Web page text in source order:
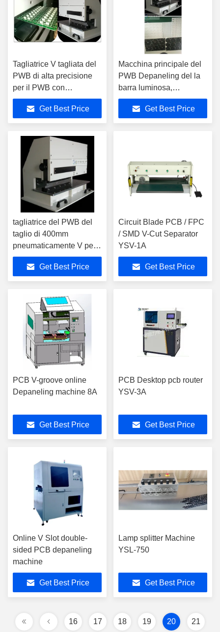
Tagliatrice V tagliata del
PWB di alta precisione
per il PWB con
Microgroove
Get Best Price
Macchina principale del
PWB Depaneling del la
barra luminosa,
separatore su misura del
PWB
Get Best Price
tagliatrice del PWB del
taglio di 400mm
pneumaticamente V per il
bordo di alluminio
Get Best Price
Circuit Blade PCB / FPC
/ SMD V-Cut Separator
YSV-1A
Get Best Price
PCB V-groove online
Depaneling machine 8A
Get Best Price
PCB Desktop pcb router
YSV-3A
Get Best Price
Online V Slot double-
sided PCB depaneling
machine
Get Best Price
Lamp splitter Machine
YSL-750
Get Best Price
16 17 18 19 20 21